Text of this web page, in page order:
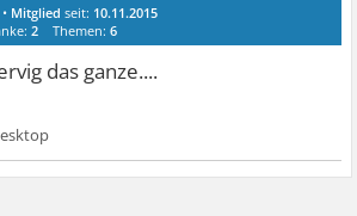
• Mitglied seit: 10.11.2015
2 Themen:6
das ganze....